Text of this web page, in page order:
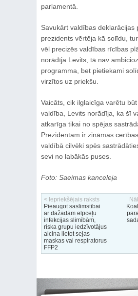
parlamentā.
Savukārt valdības deklarācijas
prezidents vērtēja kā solīdu,
vēl precizēs valdības rīcības
norādīja Levits, tā nav
programma, bet pietiekami
virzītos uz priekšu.
Vaicāts, cik ilglaicīga varētu
valdība, Levits norādīja, ka šī
atkarīga tikai no spējas
Prezidentam ir zināmas
valdībā cilvēki spēs
sevi no labākās puses.
Foto: Saeimas kanceleja
< Iepriekšējais raksts
Pieaugot saslimstībai
ar dažādām elpceļu
infekcijas slimībām,
riska grupu iedzīvotājus
aicina lietot sejas
maskas vai respiratorus
FFP2